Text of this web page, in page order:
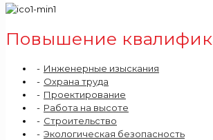
Повышение
Инженерные изыскания
Охрана труда
Проектирование
Работа на высоте
Строительство
Экологическая безопасность